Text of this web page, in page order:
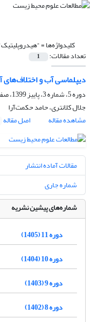
کلیدواژه‌ها =
تعداد مقالات: 1
دیپلماسی آب و اختلاف‌های
دوره 5، شماره 3، پاییز 1399، صفحه
جلال کلانتری، حامد حکمت‌آرا
مشاهده مقاله
اصل مقاله
مقالات آماده انتشار
شماره جاری
شماره‌های پیشین نشریه
دوره 11 (1405)
دوره 10 (1404)
دوره 9 (1403)
دوره 8 (1402)